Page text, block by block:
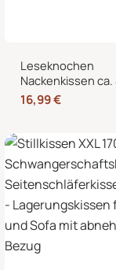
Leseknochen
Nackenkissen ca.
cm –
Lesekissen zum
und Bett
16,99€